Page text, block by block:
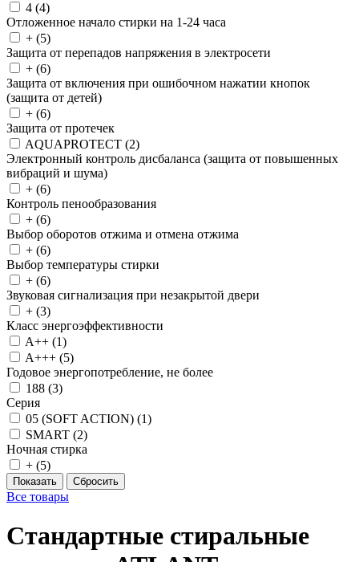
4 (4)
Отложенное начало стирки на 1-24 часа
+ (5)
Защита от перепадов напряжения в электросети
+ (6)
Защита от включения при ошибочном нажатии кнопок
(защита от детей)
+ (6)
Защита от протечек
AQUAPROTECT (2)
Электронный контроль дисбаланса (защита от повышенных
вибраций и шума)
+ (6)
Контроль пенообразования
+ (6)
Выбор оборотов отжима и отмена отжима
+ (6)
Выбор температуры стирки
+ (6)
Звуковая сигнализация при незакрытой двери
+ (3)
Класс энергоэффективности
A++ (1)
A+++ (5)
Годовое энергопотребление, не более
188 (3)
Серия
05 (SOFT ACTION) (1)
SMART (2)
Ночная стирка
+ (5)
Все товары
Стандартные стиральные